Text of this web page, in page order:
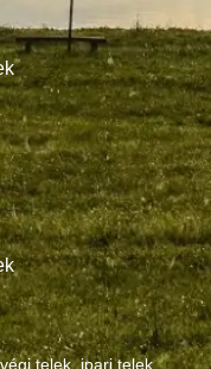
telek, ipari telek.